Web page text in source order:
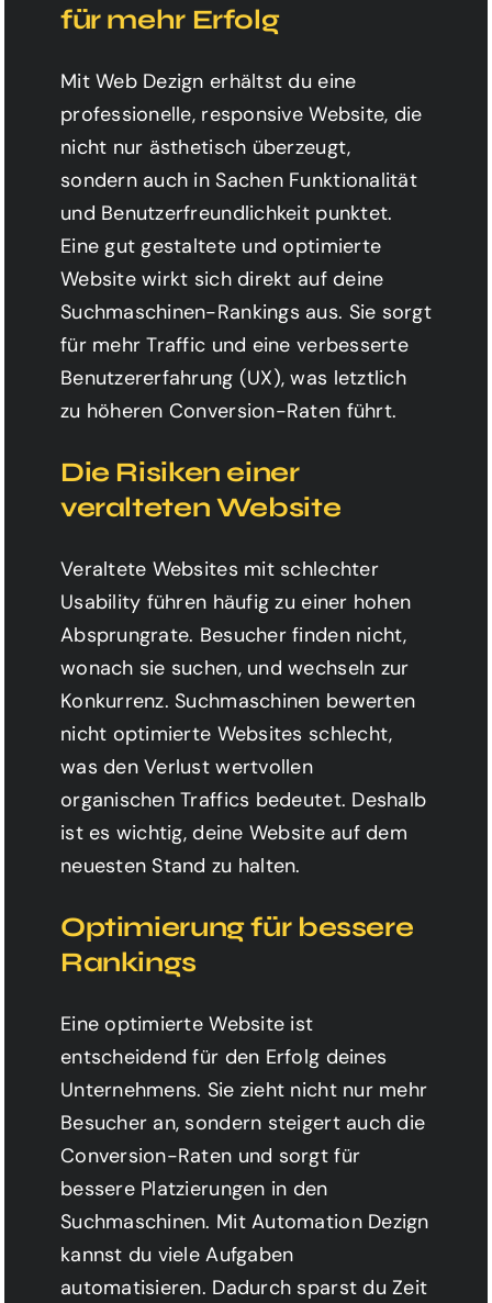
für mehr Erfolg
Mit Web Dezign erhältst du eine
professionelle, responsive Website, die
nicht nur ästhetisch überzeugt,
sondern auch in Sachen Funktionalität
und Benutzerfreundlichkeit punktet.
Eine gut gestaltete und optimierte
Website wirkt sich direkt auf deine
Suchmaschinen-Rankings aus. Sie sorgt
für mehr Traffic und eine verbesserte
Benutzererfahrung (UX), was letztlich
zu höheren Conversion-Raten führt.
Die Risiken einer
veralteten Website
Veraltete Websites mit schlechter
Usability führen häufig zu einer hohen
Absprungrate. Besucher finden nicht,
wonach sie suchen, und wechseln zur
Konkurrenz. Suchmaschinen bewerten
nicht optimierte Websites schlecht,
was den Verlust wertvollen
organischen Traffics bedeutet. Deshalb
ist es wichtig, deine Website auf dem
neuesten Stand zu halten.
Optimierung für bessere
Rankings
Eine optimierte Website ist
entscheidend für den Erfolg deines
Unternehmens. Sie zieht nicht nur mehr
Besucher an, sondern steigert auch die
Conversion-Raten und sorgt für
bessere Platzierungen in den
Suchmaschinen. Mit Automation Dezign
kannst du viele Aufgaben
automatisieren. Dadurch sparst du Zeit